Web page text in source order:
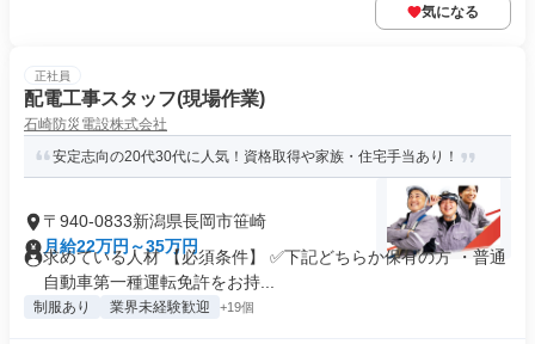
気になる
正社員
配電工事スタッフ(現場作業)
石崎防災電設株式会社
安定志向の20代30代に人気！資格取得や家族・住宅手当あり！
〒940-0833新潟県長岡市笹崎
月給22万円～35万円
求めている人材 【必須条件】 ✅下記どちらか保有の方 ・普通
自動車第一種運転免許をお持...
制服あり 業界未経験歓迎 +19個